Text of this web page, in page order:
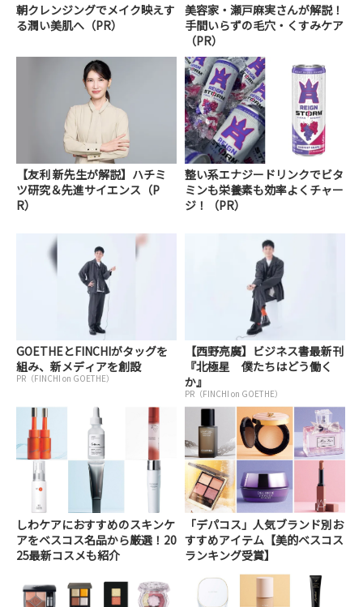
朝クレンジングでメイク映えす
る潤い美肌へ（PR）
美容家・瀬戸麻実さんが解説！
手間いらずの毛穴・くすみケア
（PR）
【友利 新先生が解説】ハチミ
ツ研究＆先進サイエンス（P
R）
整い系エナジードリンクでビタ
ミンも栄養素も効率よくチャー
ジ！（PR）
GOETHEとFINCHIがタッグを
組み、新メディアを創設
PR（FINCHI on GOETHE）
【西野亮廣】ビジネス書最新刊
『北極星 僕たちはどう働く
か』
PR（FINCHI on GOETHE）
しわケアにおすすめのスキンケ
アをベスコス名品から厳選！20
25最新コスメも紹介
「デパコス」人気ブランド別お
すすめアイテム【美的ベスコス
ランキング受賞】